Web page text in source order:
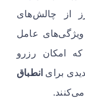
از چالش‌های
عامل
امکان رزرو
برای انطباق
می‌کنند.